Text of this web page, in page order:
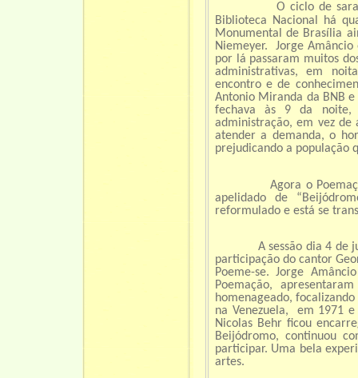
O ciclo de
Biblioteca Nacional há
Monumental de Brasília
Niemeyer. Jorge
por lá passaram muitos
administrativas, em
encontro e de
Antonio Miranda da BNB
fechava às 9 da noite,
administração, em vez
atender a demanda, o
prejudicando a população
Agora o Poemação
apelidado de
reformulado e está se
A sessão dia 4 de
participação do cantor
Poeme-se. Jorge
Poemação,
homenageado,
na Venezuela, em 1971 e
Nicolas Behr ficou
Beijódromo, continuou
participar. Uma bela
artes.